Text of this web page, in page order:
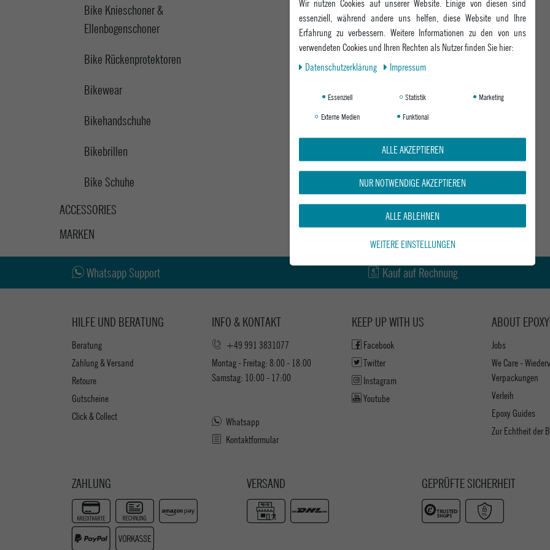
Bike Knieschoner &
Ellenbogenschoner
Bike Rückenprotektoren
Bikewear
Bikehandschuhe
Bikebrillen
Bike Schuhe
ACCESSORIES
MARKEN
Whatsapp Support Kauf auf Rechnung
HILFE UND BERATUNG
Beratung
Zahlung & Versand
Retoure
Gutscheine
Click & Collect
INFO & KONTAKT
+49 991 3831077
Montag - Freitag: 8:00 - 18:00
Samstag: 10:00 - 17:00
Whatsapp
Kontaktformular
ABOUT EPOXY
Jobs
We Care -
Verpackungen
Verleih
Epoxy Guides
Zur Echtheit der
KEEP UP WITH US
Facebook
Twitter
Instagram
Youtube
ZAHLUNG VERSAND GEPRÜFTE SICHERHEIT
essenziell, während andere uns helfen, diese Website und Ihre
Erfahrung zu verbessern. Weitere Informationen zu den von uns
verwendeten Cookies und Ihren Rechten als Nutzer finden Sie hier:
Daten­schutz­erklärung
Impressum
Essenziell Statistik
Marketing
Externe Medien
Funktional
ALLE AKZEPTIEREN
NUR NOTWENDIGE AKZEPTIEREN
ALLE ABLEHNEN
WEITERE EINSTELLUNGEN